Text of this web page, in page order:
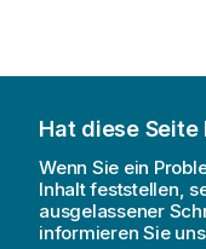
Hat diese
Wenn Sie ein
Inhalt feststellen,
ausgelassener
informieren Sie